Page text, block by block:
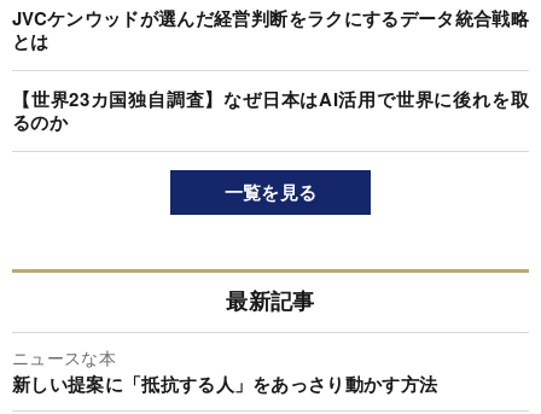
JVCケンウッドが選んだ経営判断をラクにするデータ統合戦略
とは
【世界23カ国独自調査】なぜ日本はAI活用で世界に後れを取
るのか
一覧を見る
最新記事
ニュースな本
新しい提案に「抵抗する人」をあっさり動かす方法